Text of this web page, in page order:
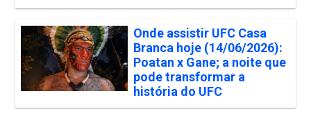
Onde assistir UFC Casa
Branca hoje (14/06/2026):
Poatan x Gane; a noite que
pode transformar a
história do UFC